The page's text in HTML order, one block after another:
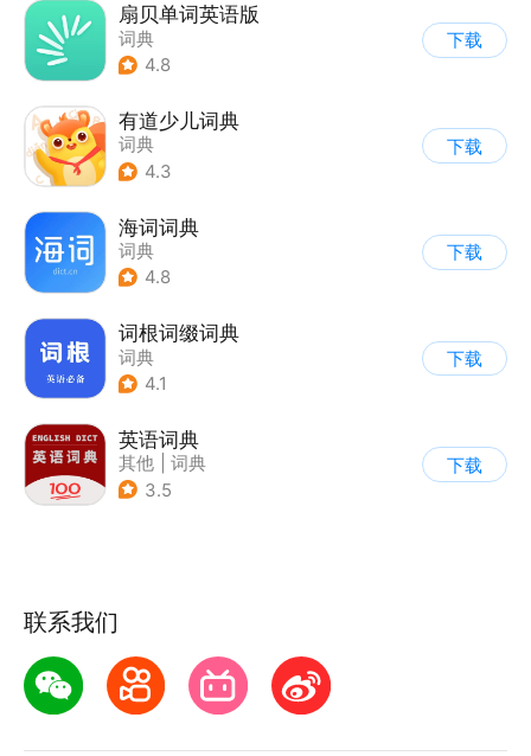
扇贝单词英语版
词典
4.8
下载
有道少儿词典
词典
4.3
下载
海词词典
词典
4.8
下载
词根词缀词典
词典
4.1
下载
英语词典
其他
词典
3.5
下载
联系我们